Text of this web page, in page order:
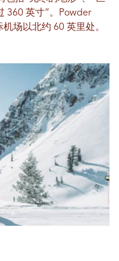
360 英寸”。Powder
场以北约 60 英里处。